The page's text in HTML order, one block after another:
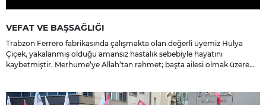
VEFAT VE BAŞSAĞLIĞI
Trabzon Ferrero fabrikasında çalışmakta olan değerli üyemiz Hülya
Çiçek, yakalanmış olduğu amansız hastalık sebebiyle hayatını
kaybetmiştir. Merhume’ye Allah’tan rahmet; başta ailesi olmak üzere